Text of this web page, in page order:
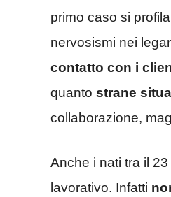
primo caso si
nervosismi nei
contatto con i
quanto strane
collaborazione,
Anche i nati tra il
lavorativo. Infatti